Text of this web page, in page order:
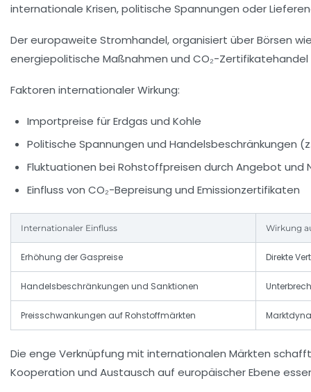
internationale Krisen, politische Spannungen oder
Der europaweite Stromhandel, organisiert über Börsen
energiepolitische Maßnahmen und CO₂-
Faktoren internationaler Wirkung:
Importpreise für Erdgas und Kohle
Politische Spannungen und Handelsbeschränkungen
Fluktuationen bei Rohstoffpreisen durch Angebot und
Einfluss von CO₂-Bepreisung und Emissionzertifikaten
Internationaler Einfluss Wirkung
Erhöhung der Gaspreise Direkte
Handelsbeschränkungen und Sanktionen
Preisschwankungen auf Rohstoffmärkten
Die enge Verknüpfung mit internationalen Märkten
Kooperation und Austausch auf europäischer Ebene